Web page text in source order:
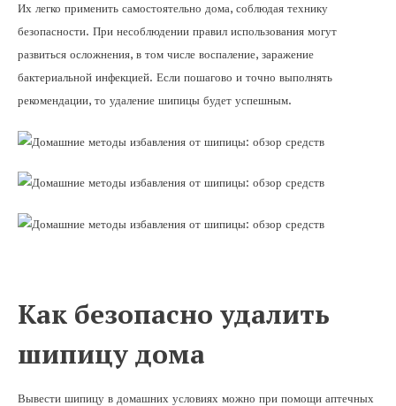
Их легко применить самостоятельно дома, соблюдая технику
безопасности. При несоблюдении правил использования могут
развиться осложнения, в том числе воспаление, заражение
бактериальной инфекцией. Если пошагово и точно выполнять
рекомендации, то удаление шипицы будет успешным.
Как безопасно удалить
шипицу дома
Вывести шипицу в домашних условиях можно при помощи аптечных